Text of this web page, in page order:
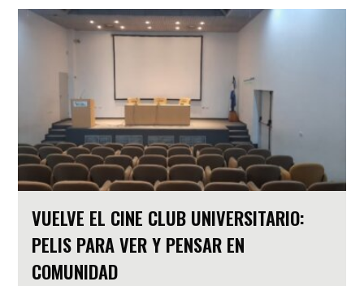
VUELVE EL CINE CLUB UNIVERSITARIO:
PELIS PARA VER Y PENSAR EN
COMUNIDAD